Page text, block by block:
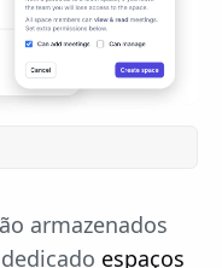
armazenados
espaços